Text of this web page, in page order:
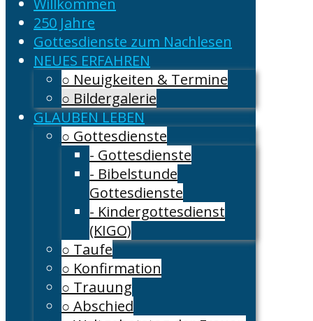
Willkommen
250 Jahre
Gottesdienste zum Nachlesen
NEUES ERFAHREN
○ Neuigkeiten & Termine
○ Bildergalerie
GLAUBEN LEBEN
○ Gottesdienste
- Gottesdienste
- Bibelstunde
Gottesdienste
- Kindergottesdienst
(KIGO)
○ Taufe
○ Konfirmation
○ Trauung
○ Abschied